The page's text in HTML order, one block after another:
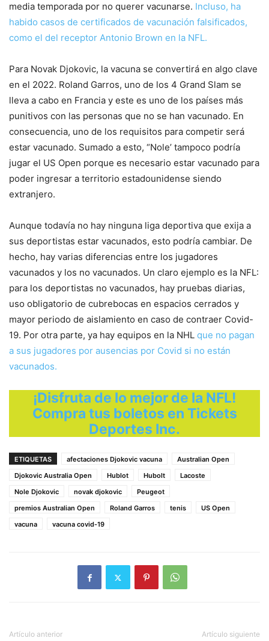
media temporada por no querer vacunarse. Incluso, ha
habido casos de certificados de vacunación falsificados,
como el del receptor Antonio Brown en la NFL.
Para Novak Djokovic, la vacuna se convertirá en algo clave
en el 2022. Roland Garros, uno de los 4 Grand Slam se
lleva a cabo en Francia y este es uno de los países más
punitivos con las personas que no se han vacunado. En
consecuencia, uno de los requisitos para competir será
estar vacunado. Sumado a esto, “Nole’ tampoco podría
jugar el US Open porque es necesario estar vacunado para
poder ingresar a territorio estadounidense siendo
extranjero.
Aunque todavía no hay ninguna liga deportiva que exija a
sus deportistas estar vacunados, esto podría cambiar. De
hecho, hay varias diferencias entre los jugadores
vacunados y los no vacunados. Un claro ejemplo es la NFL:
para los deportistas no vacunados, hay pruebas diarias,
uso obligatorio de cubrebocas en espacios cerrados y
mayor periodo de aislamiento en caso de contraer Covid-
19. Por otra parte, ya hay equipos en la NHL que no pagan
a sus jugadores por ausencias por Covid si no están
vacunados.
¡Disfruta de lo mejor de la NFL!
Compra tus boletos en Tickets
Deportes Inc.
ETIQUETAS afectaciones Djokovic vacuna
Australian Open
Djokovic Australia Open
Hublot Hubolt
Lacoste
Nole Djokovic
novak djokovic
Peugeot
premios Australian Open
Roland Garros tenis
US Open
vacuna
vacuna covid-19
Artículo anterior Artículo siguiente